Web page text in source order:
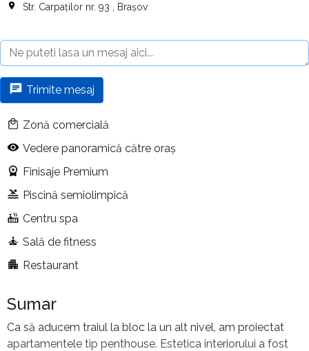
Str. Carpaților nr. 93 , Brașov
Trimite mesaj
Zonă comercială
Vedere panoramică către oraș
Finisaje Premium
Piscină semiolimpică
Centru spa
Sală de fitness
Restaurant
Sumar
Ca să aducem traiul la bloc la un alt nivel, am proiectat
apartamentele tip penthouse. Estetica interiorului a fost